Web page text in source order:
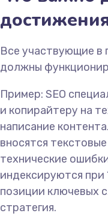
Все участвующие в
должны
Пример: SEO
и копирайтеру на
написание
вносятся
технические
индексируются при
позиции ключевых
стратегия.